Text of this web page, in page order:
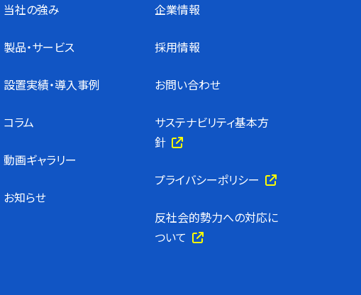
当社の強み
製品・サービス
設置実績・導入事例
コラム
動画ギャラリー
お知らせ
企業情報
採用情報
お問い合わせ
サステナビリティ基本方
針
プライバシーポリシー
反社会的勢力への対応に
ついて